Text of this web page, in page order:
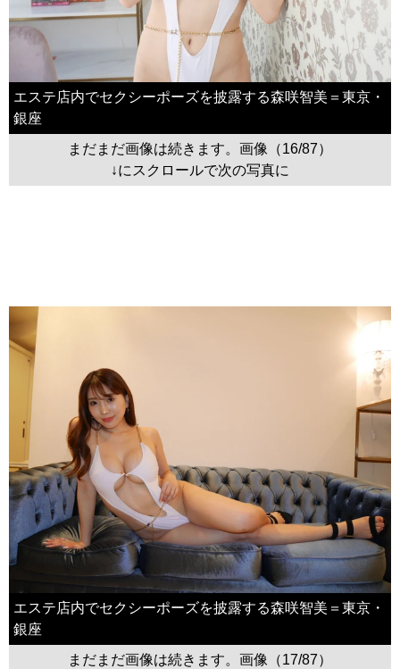
エステ店内でセクシーポーズを披露する森咲智美＝東京・
銀座
まだまだ画像は続きます。画像（16/87）
↓にスクロールで次の写真に
エステ店内でセクシーポーズを披露する森咲智美＝東京・
銀座
まだまだ画像は続きます。画像（17/87）